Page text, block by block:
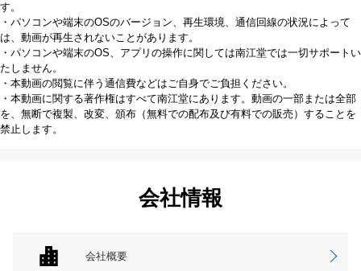
す。
・パソコンや端末のOSのバージョン、再生環境、通信回線の状況によって
は、動画が再生されないことがあります。
・パソコンや端末のOS、アプリの操作に関しては南江堂では一切サポートい
たしません。
・本動画の閲覧に伴う通信費などはご自身でご負担ください。
・本動画に関する著作権はすべて南江堂にあります。動画の一部または全部
を、無断で複製、改変、頒布（無料での配布及び有料での販売）することを
禁止します。
会社情報
会社概要